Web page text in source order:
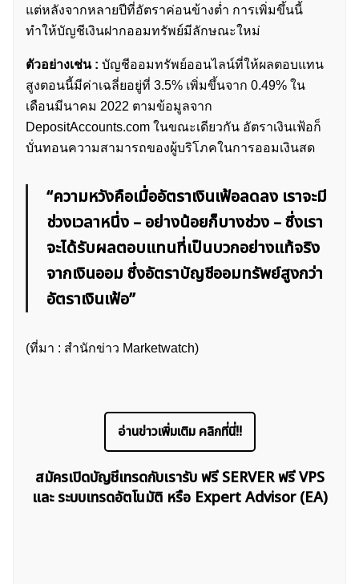
ค้นหา
สำหรับ:
แต่หลังจากหลายปีที่อัตราค่อนข้างต่ำ การเพิ่มขึ้นนี้
ทำให้บัญชีเงินฝากออมทรัพย์มีลักษณะใหม่
ตัวอย่างเช่น : บัญชีออมทรัพย์ออนไลน์ที่ให้ผลตอบแทน
สูงตอนนี้มีค่าเฉลี่ยอยู่ที่ 3.5% เพิ่มขึ้นจาก 0.49% ใน
เดือนมีนาคม 2022 ตามข้อมูลจาก
DepositAccounts.com ในขณะเดียวกัน อัตราเงินเฟ้อก็
บั่นทอนความสามารถของผู้บริโภคในการออมเงินสด
“ความหวังคือเมื่ออัตราเงินเฟ้อลดลง เราจะมี
ช่วงเวลาหนึ่ง – อย่างน้อยก็บางช่วง – ซึ่งเรา
จะได้รับผลตอบแทนที่เป็นบวกอย่างแท้จริง
จากเงินออม ซึ่งอัตราบัญชีออมทรัพย์สูงกว่า
อัตราเงินเฟ้อ”
(ที่มา : สำนักข่าว Marketwatch)
อ่านข่าวเพิ่มเติม คลิกที่นี่!!
สมัครเปิดบัญชีเทรดกับเรารับ ฟรี SERVER ฟรี VPS
และ ระบบเทรดอัตโนมัติ หรือ Expert Advisor (EA)